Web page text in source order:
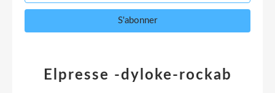
Elpresse -dyloke-rockab